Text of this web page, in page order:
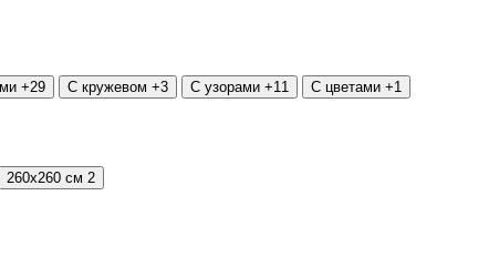
+29 С кружевом +3 С узорами +11 С цветами +1
260х260 см 2